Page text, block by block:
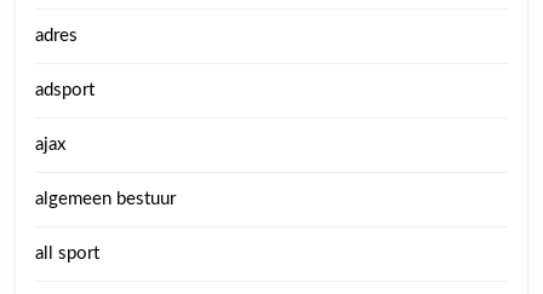
adres
adsport
ajax
algemeen bestuur
all sport